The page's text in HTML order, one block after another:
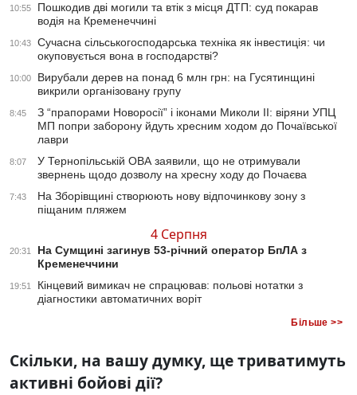
10:55
Пошкодив дві могили та втік з місця ДТП: суд покарав
водія на Кременеччині
10:43
Сучасна сільськогосподарська техніка як інвестиція: чи
окуповується вона в господарстві?
10:00
Вирубали дерев на понад 6 млн грн: на Гусятинщині
викрили організовану групу
8:45
З “прапорами Новоросії” і іконами Миколи ІІ: віряни УПЦ
МП попри заборону йдуть хресним ходом до Почаївської
лаври
8:07
У Тернопільській ОВА заявили, що не отримували
звернень щодо дозволу на хресну ходу до Почаєва
7:43
На Зборівщині створюють нову відпочинкову зону з
піщаним пляжем
4 Серпня
20:31
На Сумщині загинув 53-річний оператор БпЛА з
Кременеччини
19:51
Кінцевий вимикач не спрацював: польові нотатки з
діагностики автоматичних воріт
Більше >>
Скільки, на вашу думку, ще триватимуть
активні бойові дії?